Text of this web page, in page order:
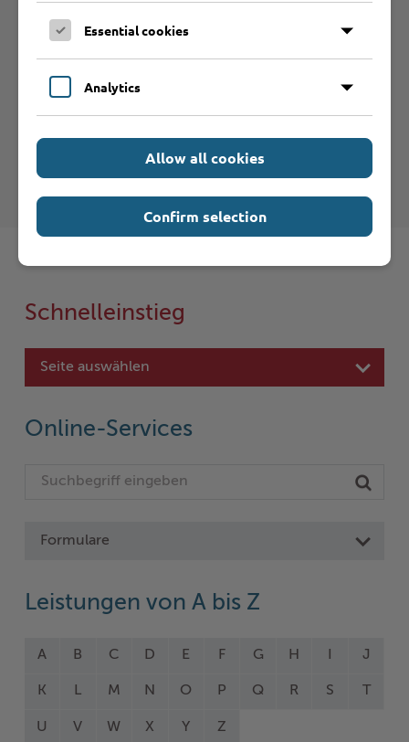
Hilfe & Kontakt:
Kreis Stormarn - Ausländerbehörde
Schnelleinstieg
Seite auswählen
Online-Services
Formulare
Leistungen von A bis Z
A B C D E F G H J
K L M N O P Q R S T
U V W X Y Z
Essential cookies
Analytics
Allow all cookies
Confirm selection